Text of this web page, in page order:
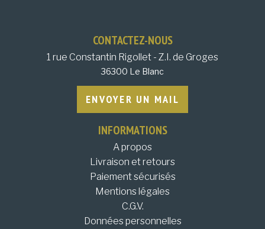
CONTACTEZ-NOUS
1 rue Constantin Rigollet - Z.I. de Groges
36300 Le Blanc
ENVOYER UN MAIL
INFORMATIONS
A propos
Livraison et retours
Paiement sécurisés
Mentions légales
C.G.V.
Données personnelles